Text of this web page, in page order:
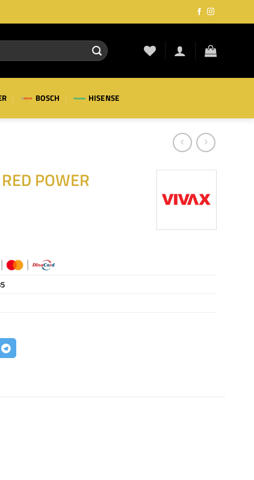
BOSCH HISENSE
POWER